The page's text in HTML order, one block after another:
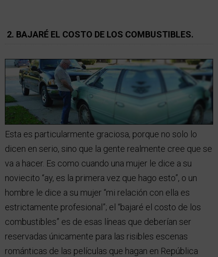
2. BAJARÉ EL COSTO DE LOS COMBUSTIBLES.
Esta es particularmente graciosa, porque no solo lo
dicen en serio, sino que la gente realmente cree que se
va a hacer. Es como cuando una mujer le dice a su
noviecito “ay, es la primera vez que hago esto”, o un
hombre le dice a su mujer “mi relación con ella es
estrictamente profesional”; el “bajaré el costo de los
combustibles” es de esas líneas que deberían ser
reservadas únicamente para las risibles escenas
románticas de las películas que hagan en República